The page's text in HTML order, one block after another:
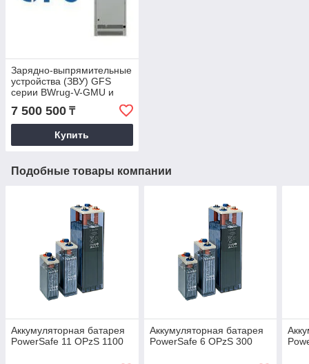
Зарядно-выпрямительные
устройства (ЗВУ) GFS
серии BWrug-V-GMU и
7 500 500 ₸
Купить
Подобные товары компании
Аккумуляторная батарея
PowerSafe 11 OPzS 1100
Аккумуляторная батарея
PowerSafe 6 OPzS 300